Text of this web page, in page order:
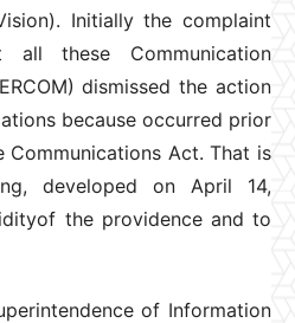
Initially the complaint
all these Communication
dismissed the action
because occurred prior
Act. That is
developed on April 14,
the providence and to
of Information